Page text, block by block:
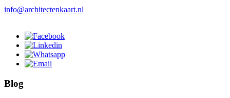
info@architectenkaart.nl
Blog